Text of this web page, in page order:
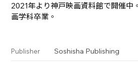
2021年より神戸映画資料館で開催中
画学科卒業。
Publisher Soshisha Publishing